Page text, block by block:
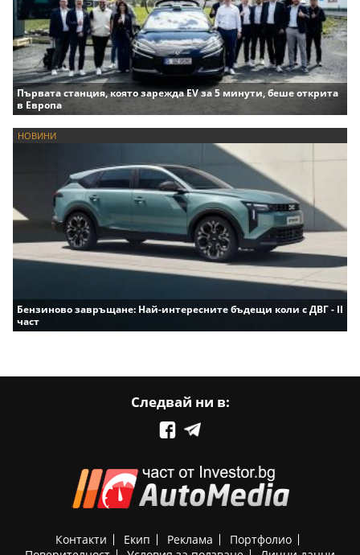
Първата станция, която зарежда EV за 5 минути, беше открита
в Европа
НОВИНИ
Бензиново завръщане: Най-интересните бъдещи коли с ДВГ - II
част
Следвай ни в:
Контакти Екип Реклама
Портфолио